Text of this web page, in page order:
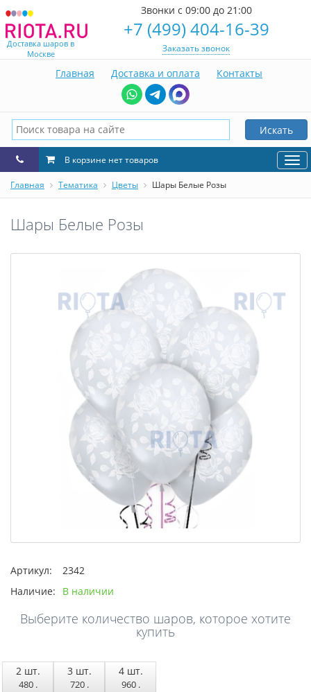
Доставка шаров в
Москве
Звонки с 09:00 до 21:00
+7 (499) 404-16-39
Заказать звонок
Главная Доставка и оплата Контакты
Искать
В корзине нет товаров
Главная Тематика Цветы Шары Белые Розы
Шары Белые Розы
Артикул:
2342
Наличие:
В наличии
Выберите количество шаров, которое хотите
купить
2 шт.
480 .
3шт.
720 .
4шт.
960 .